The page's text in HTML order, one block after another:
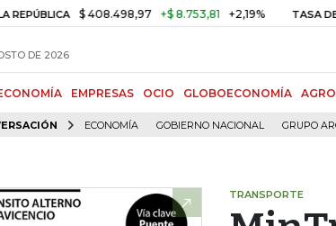
$ 408.498,97 +$ 8.753,81 +2,19% TASA DE USURA
DE 2026
EMPRESAS OCIO GLOBOECONOMÍA
ECONOMÍA GOBIERNO NACIONAL GRUPO
TRANSPORTE